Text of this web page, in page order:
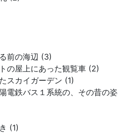
前の海辺 (3)
の屋上にあった観覧車 (2)
スカイガーデン (1)
電鉄バス１系統の、その昔の姿
(1)